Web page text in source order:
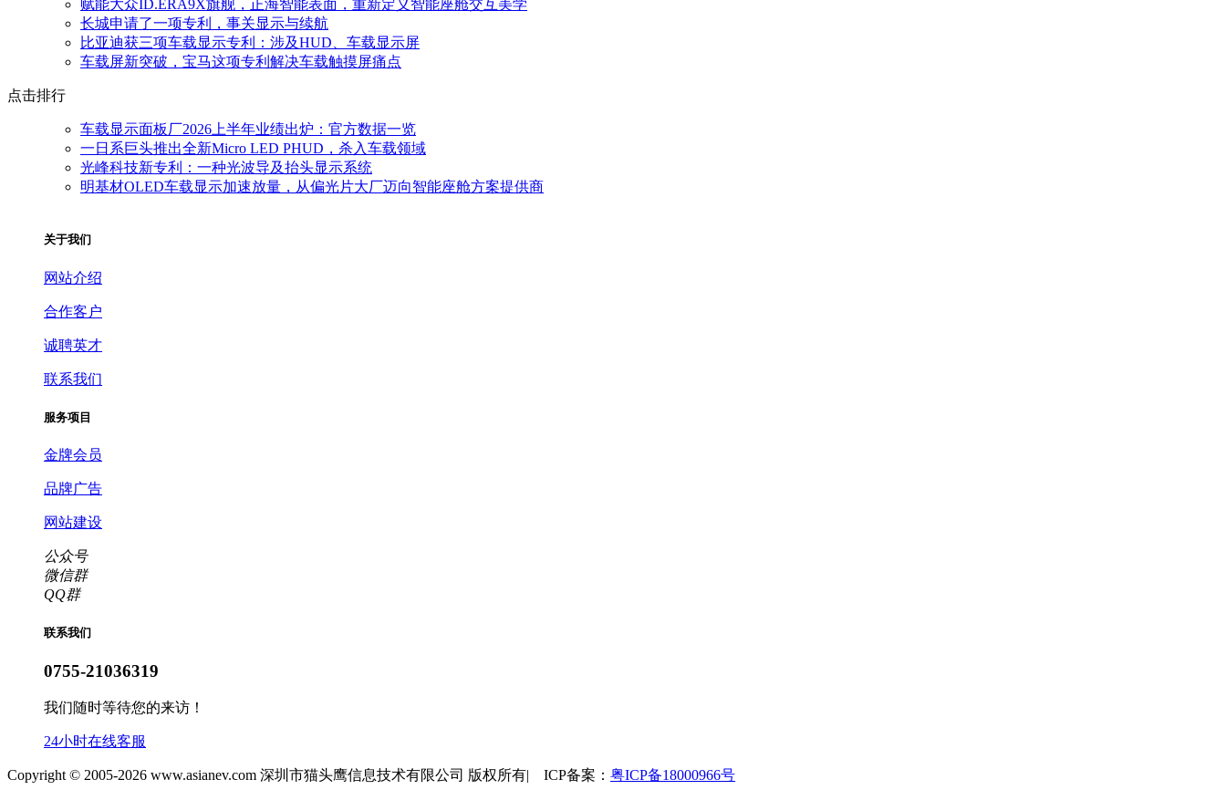
赋能大众ID.ERA9X旗舰，正海智能表面，重新定义智能座舱交互美学
长城申请了一项专利，事关显示与续航
比亚迪获三项车载显示专利：涉及HUD、车载显示屏
车载屏新突破，宝马这项专利解决车载触摸屏痛点
点击排行
车载显示面板厂2026上半年业绩出炉：官方数据一览
一日系巨头推出全新Micro LED PHUD，杀入车载领域
光峰科技新专利：一种光波导及抬头显示系统
明基材OLED车载显示加速放量，从偏光片大厂迈向智能座舱方案提供商
关于我们
网站介绍
合作客户
诚聘英才
联系我们
服务项目
金牌会员
品牌广告
网站建设
公众号
微信群
QQ群
联系我们
0755-21036319
我们随时等待您的来访！
24小时在线客服
Copyright © 2005-2026 www.asianev.com 深圳市猫头鹰信息技术有限公司 版权所有| ICP备案： 粤ICP备18000966号